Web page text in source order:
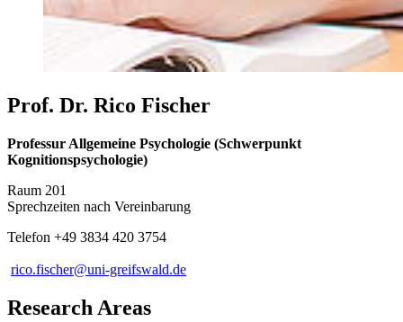
Prof. Dr. Rico Fischer
Professur Allgemeine Psychologie (Schwerpunkt
Kognitionspsychologie)
Raum 201
Sprechzeiten nach Vereinbarung
Telefon +49 3834 420 3754
rico.fischer@uni-greifswald.de
Research Areas